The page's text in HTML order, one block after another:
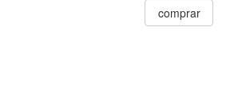
comprar